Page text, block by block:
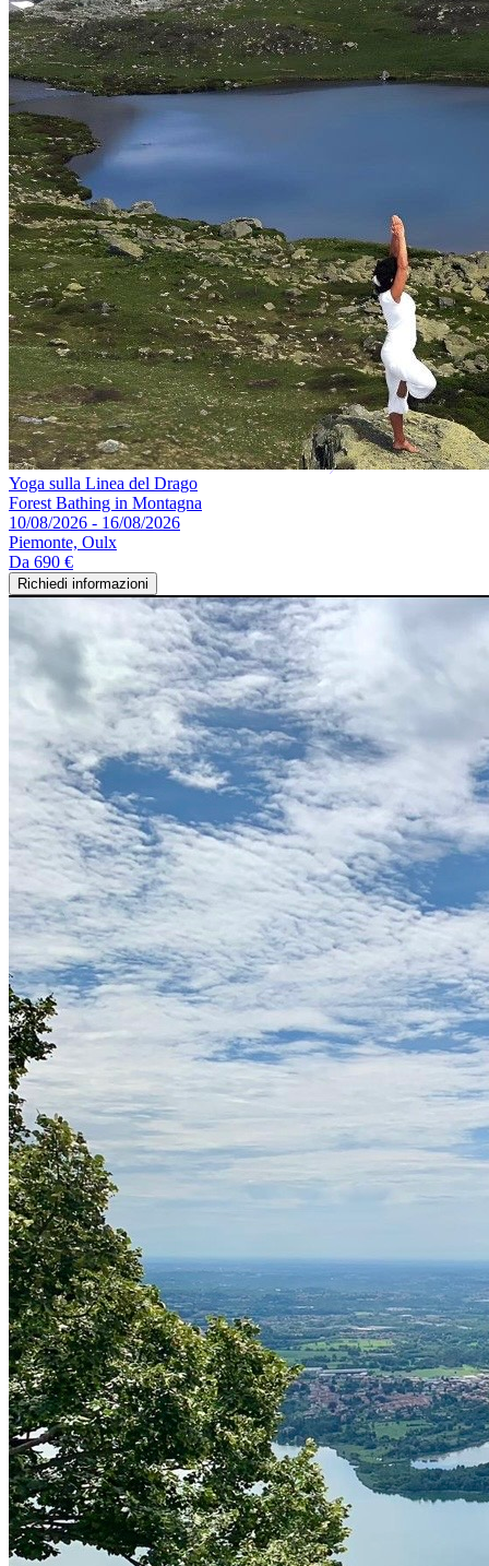
Yoga sulla Linea del Drago
Forest Bathing in Montagna
10/08/2026 - 16/08/2026
Piemonte, Oulx
Da 690 €
Richiedi informazioni